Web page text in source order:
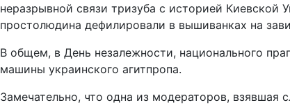
неразрывной связи тризуба с историей
простолюдина дефилировали в вышиванках на
В общем, в День незалежности, национального
машины украинского агитпропа.
Замечательно, что одна из модераторов,